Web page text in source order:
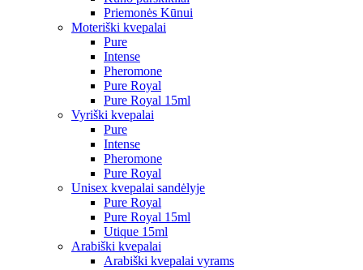
Priemonės Kūnui
Moteriški kvepalai
Pure
Intense
Pheromone
Pure Royal
Pure Royal 15ml
Vyriški kvepalai
Pure
Intense
Pheromone
Pure Royal
Unisex kvepalai sandėlyje
Pure Royal
Pure Royal 15ml
Utique 15ml
Arabiški kvepalai
Arabiški kvepalai vyrams